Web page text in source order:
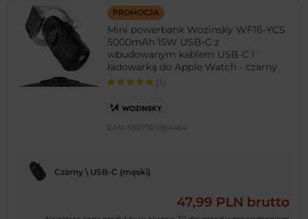
PROMOCJA
Mini powerbank Wozinsky WF16-YCS
5000mAh 15W USB-C z
wbudowanym kablem USB-C i
ładowarką do Apple Watch - czarny
(3)
EAN: 5907769364464
Czarny \ USB-C (męski)
47,99 PLN brutto